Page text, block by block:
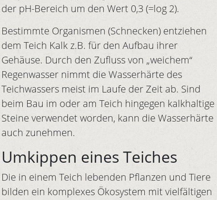
der pH-Bereich um den Wert 0,3 (=log 2).
Bestimmte Organismen (Schnecken) entziehen
dem Teich Kalk z.B. für den Aufbau ihrer
Gehäuse. Durch den Zufluss von „weichem“
Regenwasser nimmt die Wasserhärte des
Teichwassers meist im Laufe der Zeit ab. Sind
beim Bau im oder am Teich hingegen kalkhaltige
Steine verwendet worden, kann die Wasserhärte
auch zunehmen.
Umkippen eines Teiches
Die in einem Teich lebenden Pflanzen und Tiere
bilden ein komplexes Ökosystem mit vielfältigen